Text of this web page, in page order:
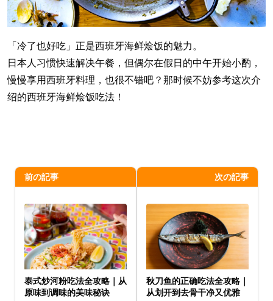
「冷了也好吃」正是西班牙海鲜烩饭的魅力。
日本人习惯快速解决午餐，但偶尔在假日的中午开始小酌，
慢慢享用西班牙料理，也很不错吧？那时候不妨参考这次介
绍的西班牙海鲜烩饭吃法！
前の記事
泰式炒河粉吃法全攻略｜从
原味到调味的美味秘诀
次の記事
秋刀鱼的正确吃法全攻略｜
从划开到去骨干净又优雅